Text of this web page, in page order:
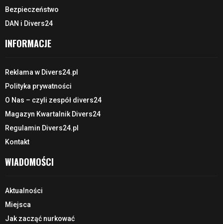
Bezpieczeństwo
DAN i Divers24
INFORMACJE
Reklama w Divers24.pl
Polityka prywatności
O Nas – czyli zespół divers24
Magazyn Kwartalnik Divers24
Regulamin Divers24.pl
Kontakt
WIADOMOŚCI
Aktualności
Miejsca
Jak zacząć nurkować